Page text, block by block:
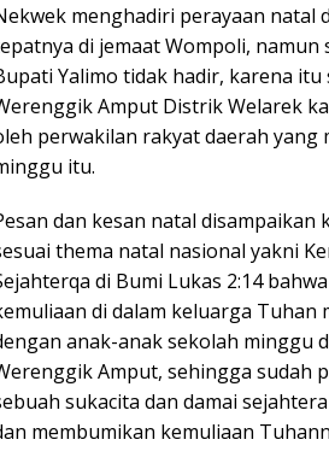
menghadiri perayaan natal
di jemaat Wompoli,
Yalimo tidak hadir, karena
Amput Distrik Welarek
perwakilan rakyat daerah yang
itu.
dan kesan natal disampaikan
thema natal nasional yakni
di Bumi Lukas 2:14
di dalam keluarga
anak-anak sekolah minggu
Amput, sehingga sudah
sukacita dan damai
membumikan kemuliaan